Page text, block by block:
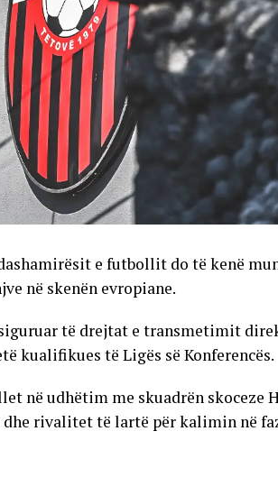
e futbollit do të kenë
në skenën evropiane.
të drejtat e transmetimit
kualifikues të Ligës së Konferencës.
në udhëtim me skuadrën skoceze
rivalitet të lartë për kalimin në